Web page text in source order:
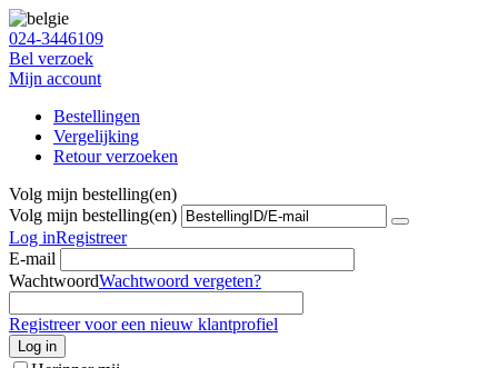
024-3446109
Bel verzoek
Mijn account
Bestellingen
Vergelijking
Retour verzoeken
Volg mijn bestelling(en)
Volg mijn bestelling(en)
Log inRegistreer
E-mail
WachtwoordWachtwoord vergeten?
Registreer voor een nieuw klantprofiel
Log in